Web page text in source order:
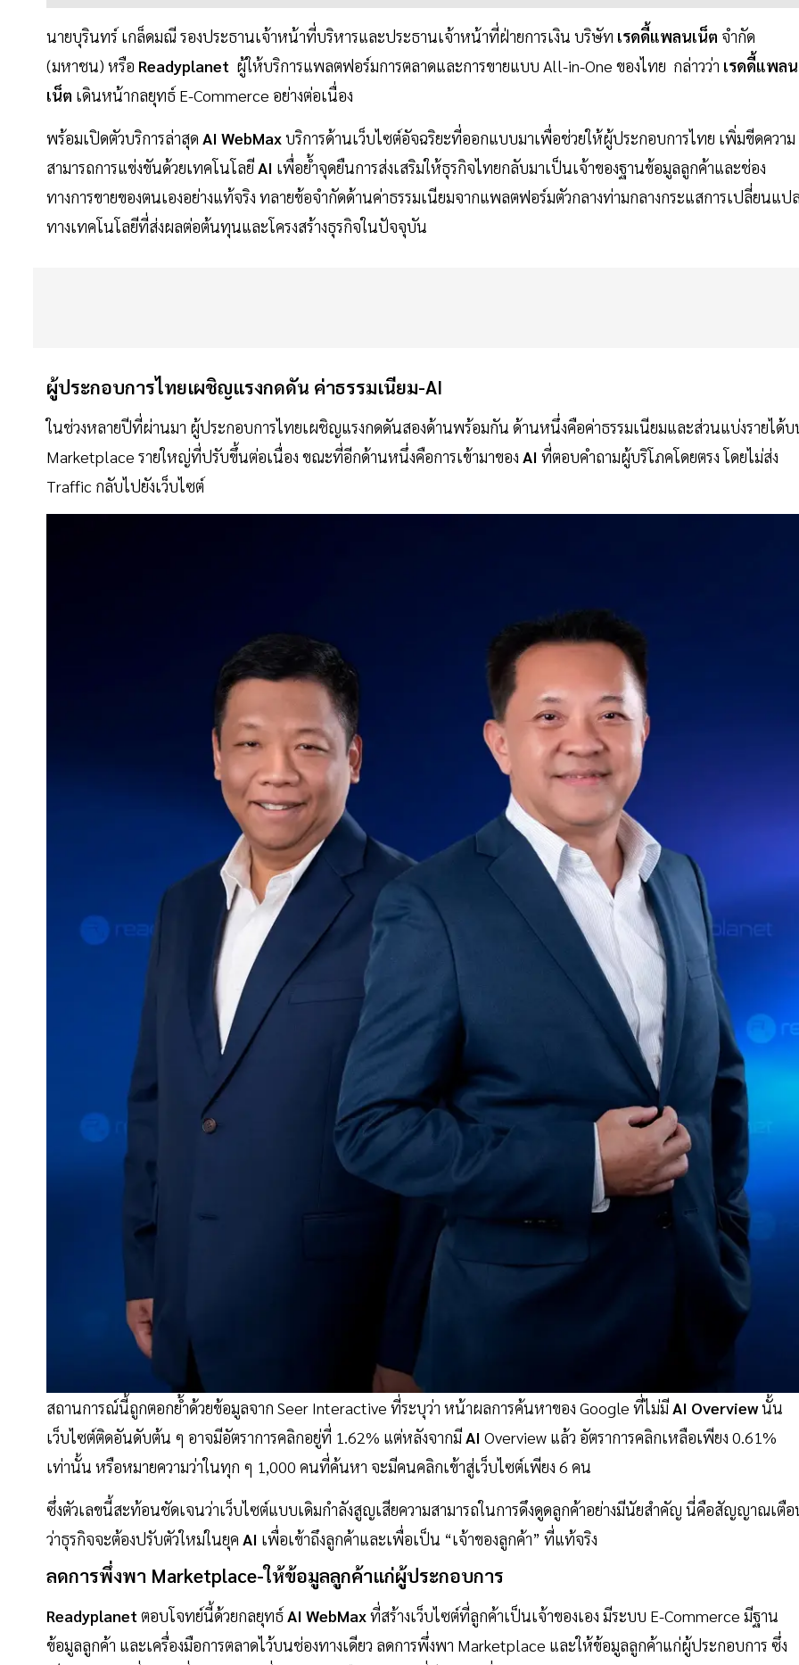
นายบุรินทร์ เกล็ดมณี รองประธานเจ้าหน้าที่บริหารและประธานเจ้าหน้าที่ฝ่ายการเงิน บริษัท เรดดี้แพลนเน็ต จำกัด
(มหาชน) หรือ Readyplanet ผู้ให้บริการแพลตฟอร์มการตลาดและการขายแบบ All-in-One ของไทย กล่าวว่า เรดดี้แพลน
เน็ต เดินหน้ากลยุทธ์ E-Commerce อย่างต่อเนื่อง
พร้อมเปิดตัวบริการล่าสุด AI WebMaxบริการด้านเว็บไซต์อัจฉริยะที่ออกแบบมาเพื่อช่วยให้ผู้ประกอบการไทย เพิ่มขีดความ
สามารถการแข่งขันด้วยเทคโนโลยีAI เพื่อย้ำจุดยืนการส่งเสริมให้ธุรกิจไทยกลับมาเป็นเจ้าของฐานข้อมูลลูกค้าและช่อง
ทางการขายของตนเองอย่างแท้จริง ทลายข้อจำกัดด้านค่าธรรมเนียมจากแพลตฟอร์มตัวกลางท่ามกลางกระแสการเปลี่ยนแป
ทางเทคโนโลยีที่ส่งผลต่อต้นทุนและโครงสร้างธุรกิจในปัจจุบัน
ผู้ประกอบการไทยเผชิญแรงกดดัน ค่าธรรมเนียม-AI
ในช่วงหลายปีที่ผ่านมา ผู้ประกอบการไทยเผชิญแรงกดดันสองด้านพร้อมกัน ด้านหนึ่งคือค่าธรรมเนียมและส่วนแบ่งรายได้
Marketplace รายใหญ่ที่ปรับขึ้นต่อเนื่อง ขณะที่อีกด้านหนึ่งคือการเข้ามาของ AI ที่ตอบคำถามผู้บริโภคโดยตรง โดยไม่ส่ง
Traffic กลับไปยังเว็บไซต์
สถานการณ์นี้ถูกตอกย้ำด้วยข้อมูลจาก Seer Interactive ที่ระบุว่า หน้าผลการค้นหาของ Google ที่ไม่มีAI Overviewนั้น
เว็บไซต์ติดอันดับต้น ๆ อาจมีอัตราการคลิกอยู่ที่ 1.62% แต่หลังจากมีAI Overview แล้ว อัตราการคลิกเหลือเพียง 0.61%
เท่านั้น หรือหมายความว่าในทุก ๆ 1,000 คนที่ค้นหา จะมีคนคลิกเข้าสู่เว็บไซต์เพียง 6 คน
ซึ่งตัวเลขนี้สะท้อนชัดเจนว่าเว็บไซต์แบบเดิมกำลังสูญเสียความสามารถในการดึงดูดลูกค้าอย่างมีนัยสำคัญ นี่คือสัญญาณเตื
ว่าธุรกิจจะต้องปรับตัวใหม่ในยุค AI เพื่อเข้าถึงลูกค้าและเพื่อเป็น “เจ้าของลูกค้า” ที่แท้จริง
ลดการพึ่งพา Marketplace-ให้ข้อมูลลูกค้าแก่ผู้ประกอบการ
Readyplanetตอบโจทย์นี้ด้วยกลยุทธ์AI WebMaxที่สร้างเว็บไซต์ที่ลูกค้าเป็นเจ้าของเอง มีระบบ E-Commerce มีฐาน
ข้อมูลลูกค้า และเครื่องมือการตลาดไว้บนช่องทางเดียว ลดการพึ่งพา Marketplace และให้ข้อมูลลูกค้าแก่ผู้ประกอบการ ซึ่ง